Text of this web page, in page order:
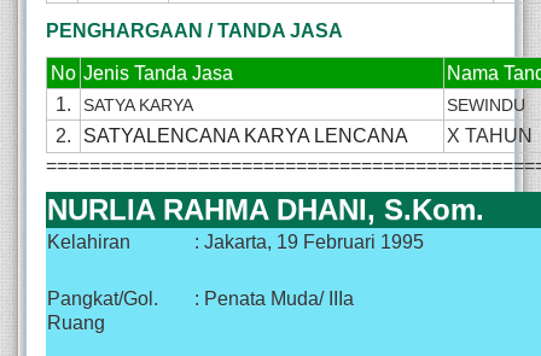
PENGHARGAAN / TANDA JASA
No Jenis Tanda Jasa
Nama
1.
SATYA KARYA SEWINDU
2. SATYALENCANA KARYA LENCANA
X TAHUN
NURLIA RAHMA DHANI, S.Kom.
Kelahiran : Jakarta, 19 Februari 1995
Pangkat/Gol.
Ruang
: Penata Muda/ IIIa